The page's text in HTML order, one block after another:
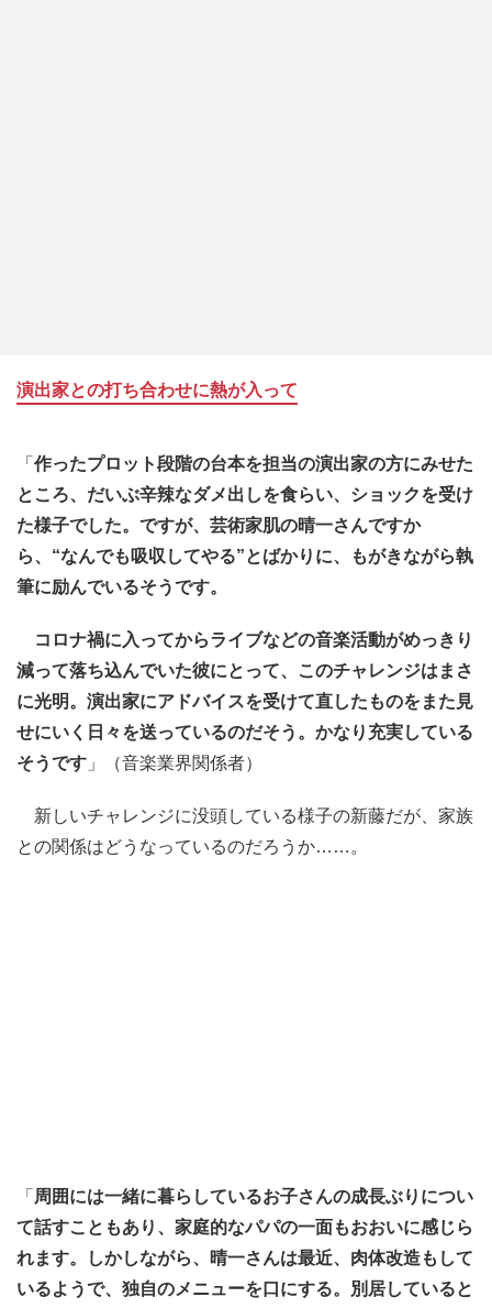
演出家との打ち合わせに熱が入って
「 作ったプロット段階の台本を担当の演出家の方にみせた
ところ、だいぶ辛辣なダメ出しを食らい、ショックを受け
た様子でした。ですが、芸術家肌の晴一さんですか
ら、“なんでも吸収してやる”とばかりに、もがきながら執
筆に励んでいるそうです。
コロナ禍に入ってからライブなどの音楽活動がめっきり
減って落ち込んでいた彼にとって、このチャレンジはまさ
に光明。演出家にアドバイスを受けて直したものをまた見
せにいく日々を送っているのだそう。かなり充実している
そうです 」（音楽業界関係者）
新しいチャレンジに没頭している様子の新藤だが、家族
との関係はどうなっているのだろうか……。
「 周囲には一緒に暮らしているお子さんの成長ぶりについ
て話すこともあり、家庭的なパパの一面もおおいに感じら
れます。しかしながら、晴一さんは最近、肉体改造もして
いるようで、独自のメニューを口にする。別居していると